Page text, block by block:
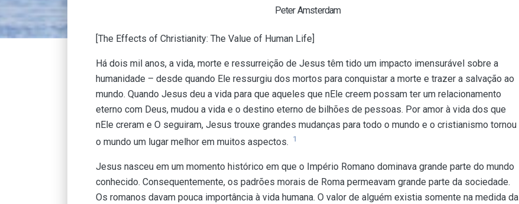
Peter Amsterdam
[The Effects of Christianity: The Value of Human Life]
Há dois mil anos, a vida, morte e ressurreição de Jesus têm tido um impacto imensurável sobre a
humanidade – desde quando Ele ressurgiu dos mortos para conquistar a morte e trazer a salvação ao
mundo. Quando Jesus deu a vida para que aqueles que nEle creem possam ter um relacionamento
eterno com Deus, mudou a vida e o destino eterno de bilhões de pessoas. Por amor à vida dos que
nEle creram e O seguiram, Jesus trouxe grandes mudanças para todo o mundo e o cristianismo tornou
o mundo um lugar melhor em muitos aspectos. 1
Jesus nasceu em um momento histórico em que o Império Romano dominava grande parte do mundo
conhecido. Consequentemente, os padrões morais de Roma permeavam grande parte da sociedade.
Os romanos davam pouca importância à vida humana. O valor de alguém existia somente na medida da